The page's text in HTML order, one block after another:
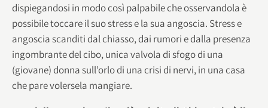
dispiegandosi in modo così palpabile che osservandola è
possibile toccare il suo stress e la sua angoscia. Stress e
angoscia scanditi dal chiasso, dai rumori e dalla presenza
ingombrante del cibo, unica valvola di sfogo di una
(giovane) donna sull’orlo di una crisi di nervi, in una casa
che pare volersela mangiare.